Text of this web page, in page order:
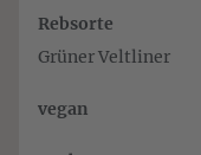
Rebsorte
Grüner Veltliner
vegan